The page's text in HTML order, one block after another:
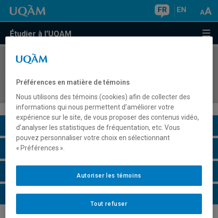
FR EN
Étudier à l'UQAM
COURS//
XVIe siècles)
Description du cours
Horaire - Été 2026
Horaire - Automne 2026
Horaire - Hiver 2027
Préférences en matière de témoins
Nous utilisons des témoins (cookies) afin de collecter des
informations qui nous permettent d’améliorer votre
expérience sur le site, de vous proposer des contenus vidéo,
d’analyser les statistiques de fréquentation, etc. Vous
pouvez personnaliser votre choix en sélectionnant
« Préférences ».
Tout refuser
Autoriser les témoins